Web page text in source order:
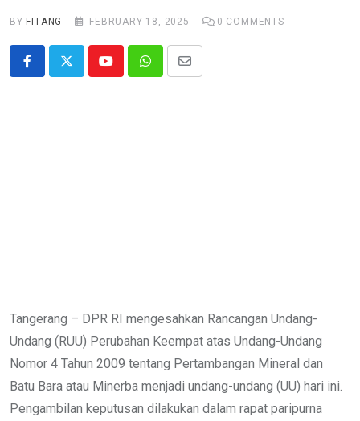
BY FITANG FEBRUARY 18, 2025 0 COMMENTS
YoutubeWhatsappShare
Tangerang – DPR RI mengesahkan Rancangan Undang-
Undang (RUU) Perubahan Keempat atas Undang-Undang
Nomor 4 Tahun 2009 tentang Pertambangan Mineral dan
Batu Bara atau Minerba menjadi undang-undang (UU) hari ini.
Pengambilan keputusan dilakukan dalam rapat paripurna